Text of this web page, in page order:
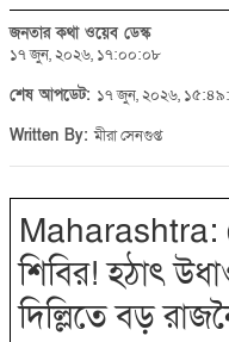
জনতার কথা ওয়েব ডেস্ক
১৭ জুন, ২০২৬, ১৭:০০:০৮
শেষ আপডেট: ১৭ জুন, ২০২৬,
Written By:মীরা সেনগুপ্ত
Maharashtra:
শিবির! হঠাৎ
দিল্লিতে বড়